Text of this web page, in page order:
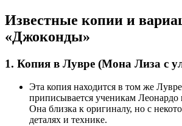
Известные копии и
«Джоконды»
1. Копия в Лувре (Мона Лиза с
Эта копия находится в том же
приписывается ученикам Леонардо
Она близка к оригиналу, но с
деталях и технике.